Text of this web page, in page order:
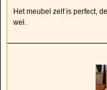
Het meubel zelf is perfect,
wel.